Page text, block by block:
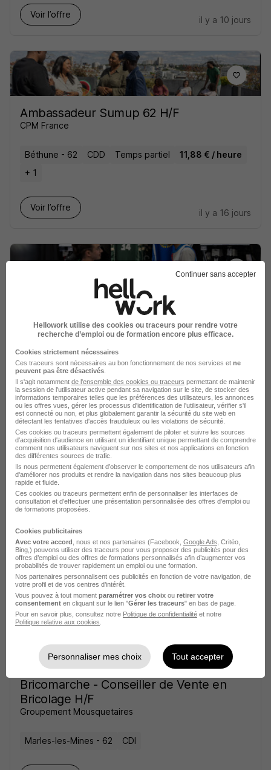
Voir l’offre
il y a 10 jours
Ambassadeur Sumup 62 H/F
CPM France
Béthune - 62 CDD Temps partiel
11,88 € / heure
+ 1
Voir l’offre
il y a 16 jours
Conseiller de Vente Cycle - Mobilité
Urbaine H/F
Intersport
Liévin - 62 CDD 6 mois
Voir l’offre
il y a 14 jours
Conseiller de Vente Cycle - Mobilite
Urbaine H/F
Auchy-les-Mines - 62 CDD 6 mois
Voir l’offre
il y a 16 jours
Bricomarche - Conseiller de Vente en
Bricolage H/F
Groupement Mousquetaires
Marles-les-Mines - 62 CDI
Continuer sans accepter
Hellowork utilise des cookies ou traceurs pour rendre votre
recherche d’emploi ou de formation encore plus efficace.
Cookies strictement nécessaires
Ces traceurs sont nécessaires au bon fonctionnement de nos services et ne
peuvent pas être désactivés
Il s'agit notamment de l'ensemble des cookies ou traceurs permettant de maintenir
la session de l'utilisateur active pendant sa navigation sur le site, de stocker des
informations temporaires telles que les préférences des utilisateurs, les annonces
ou les offres vues, gérer les processus d'identification de l'utilisateur, vérifier s'il
est connecté ou non, et plus globalement garantir la sécurité du site web en
détectant les tentatives d'accès frauduleux ou les violations de sécurité.
Ces cookies ou traceurs permettent également de piloter et suivre les sources
d'acquisition d'audience en utilisant un identifiant unique permettant de comprendre
comment nos utilisateurs naviguent sur nos sites et nos applications en fonction
des différentes sources de trafic.
Ils nous permettent également d’observer le comportement de nos utilisateurs afin
d'améliorer nos produits et rendre la navigation dans nos sites beaucoup plus
rapide et fluide.
Ces cookies ou traceurs permettent enfin de personnaliser les interfaces de
consultation et d'effectuer une présentation personnalisée des offres d'emploi ou
de formations proposées.
Cookies publicitaires
Avec votre accord , nous et nos partenaires (Facebook, Google Ads , Critéo,
Bing,) pouvons utiliser des traceurs pour vous proposer des publicités pour des
offres d’emploi ou des offres de formations personnalisés afin d’augmenter vos
probabilités de trouver rapidement un emploi ou une formation.
Nos partenaires personnalisent ces publicités en fonction de votre navigation, de
votre profil et de vos centres d’intérêt.
Vous pouvez à tout moment paramétrer vos choix ou retirer votre
consentement en cliquant sur le lien "Gérer les traceurs" en bas de page.
Pour en savoir plus, consultez notre Politique de confidentialité et notre
Politique relative aux cookies
Personnaliser mes choix Tout accepter